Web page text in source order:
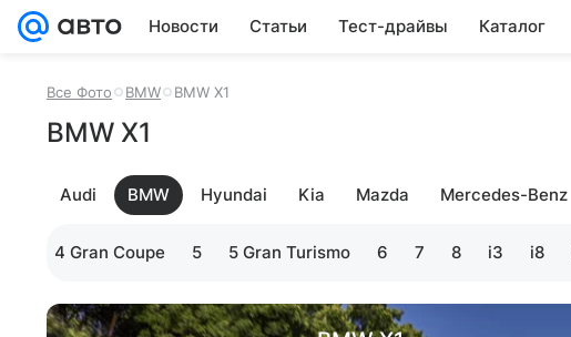
Новости Статьи Тест-драйвы Каталог
Все Фото BMW BMW X1
BMW X1
Audi BMW Hyundai Kia Mazda Mercedes-Benz
4 Gran Coupe 5 5 Gran Turismo 6 7 8 i3 i8